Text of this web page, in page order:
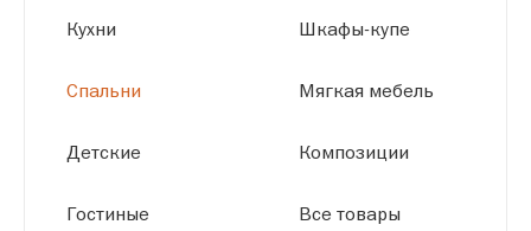
Кухни
Спальни
Детские
Гостиные
Шкафы-купе
Мягкая мебель
Композиции
Все товары